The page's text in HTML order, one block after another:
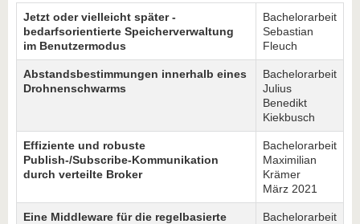
Jetzt oder vielleicht später -
bedarfsorientierte Speicherverwaltung
im Benutzermodus
Bachelorarbeit
Sebastian
Fleuch
Abstandsbestimmungen innerhalb eines
Drohnenschwarms
Bachelorarbeit
Julius
Benedikt
Kiekbusch
Effiziente und robuste
Publish-/Subscribe-Kommunikation
durch verteilte Broker
Bachelorarbeit
Maximilian
Krämer
März 2021
Eine Middleware für die regelbasierte
Bachelorarbeit